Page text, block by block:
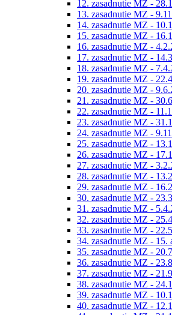
12. zasadnutie MZ -
13. zasadnutie MZ -
14. zasadnutie MZ -
15. zasadnutie MZ -
16. zasadnutie MZ -
17. zasadnutie MZ -
18. zasadnutie MZ -
19. zasadnutie MZ -
20. zasadnutie MZ -
21. zasadnutie MZ -
22. zasadnutie MZ -
23. zasadnutie MZ -
24. zasadnutie MZ -
25. zasadnutie MZ -
26. zasadnutie MZ -
27. zasadnutie MZ -
28. zasadnutie MZ -
29. zasadnutie MZ -
30. zasadnutie MZ -
31. zasadnutie MZ -
32. zasadnutie MZ -
33. zasadnutie MZ -
34. zasadnutie MZ - 15.
35. zasadnutie MZ -
36. zasadnutie MZ -
37. zasadnutie MZ -
38. zasadnutie MZ -
39. zasadnutie MZ -
40. zasadnutie MZ -